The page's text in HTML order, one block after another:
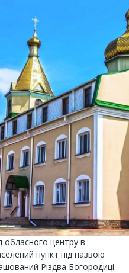
обласного центру в
пункт під назвою
Різдва Богородиці